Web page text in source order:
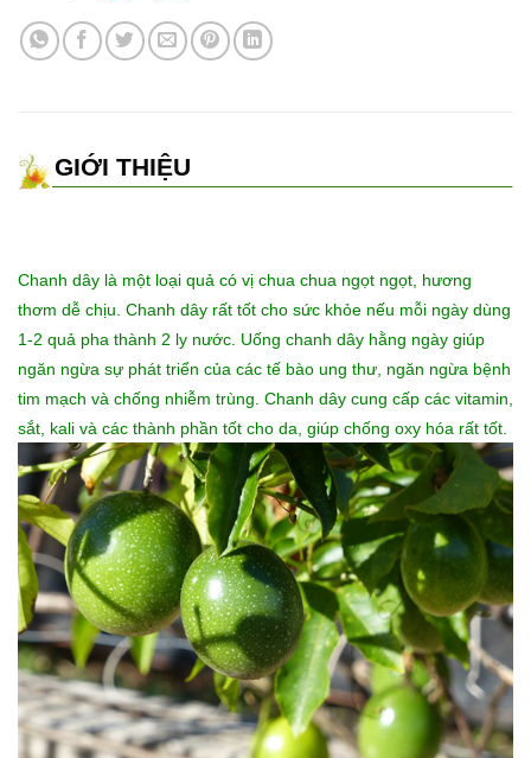
GIỚI THIỆU
Chanh dây là một loại quả có vị chua chua ngọt ngọt, hương
thơm dễ chịu. Chanh dây rất tốt cho sức khỏe nếu mỗi ngày dùng
1-2 quả pha thành 2 ly nước. Uống chanh dây hằng ngày giúp
ngăn ngừa sự phát triển của các tế bào ung thư, ngăn ngừa bệnh
tim mạch và chống nhiễm trùng. Chanh dây cung cấp các vitamin,
sắt, kali và các thành phần tốt cho da, giúp chống oxy hóa rất tốt.